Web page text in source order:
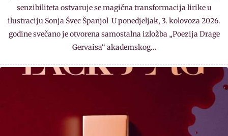
senzibiliteta ostvaruje se magična transformacija lirike u
ilustraciju Sonja Švec Španjol U ponedjeljak, 3. kolovoza 2026.
godine svečano je otvorena samostalna izložba „Poezija Drage
Gervaisa“ akademskog…